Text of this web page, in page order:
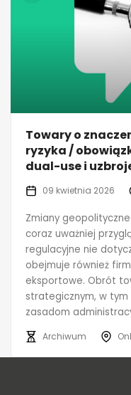
Towary o
ryzyka /
dual-use i
09 kwietnia 2026
Zmiany
coraz uważniej
regulacyjne nie
obejmuje również
eksportowe. Obrót
strategicznym, w tym
zasadom
Archiwum